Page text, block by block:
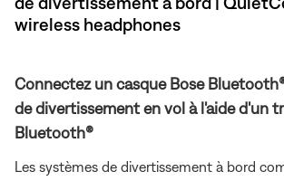
wireless headphones
Connectez un casque Bose
de divertissement en vol à l'aide d'un
Bluetooth®
Les systèmes de divertissement à bord